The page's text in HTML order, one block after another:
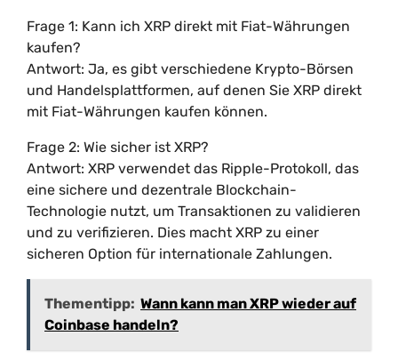
Frage 1: Kann ich XRP direkt mit Fiat-Währungen
kaufen?
Antwort: Ja, es gibt verschiedene Krypto-Börsen
und Handelsplattformen, auf denen Sie XRP direkt
mit Fiat-Währungen kaufen können.
Frage 2: Wie sicher ist XRP?
Antwort: XRP verwendet das Ripple-Protokoll, das
eine sichere und dezentrale Blockchain-
Technologie nutzt, um Transaktionen zu validieren
und zu verifizieren. Dies macht XRP zu einer
sicheren Option für internationale Zahlungen.
Thementipp: Wann kann man XRP wieder auf
Coinbase handeln?